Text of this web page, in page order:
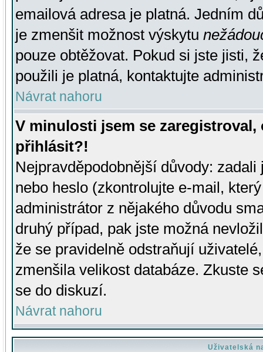
emailová adresa je platná. Jedním
je zmenšit možnost výskytu
pouze obtěžovat. Pokud si jste jisti,
použili je platná, kontaktujte
Návrat nahoru
V minulosti jsem se
přihlásit?!
Nejpravděpodobnější důvody:
nebo heslo (zkontrolujte e-mail,
administrátor z nějakého důvodu
druhý případ, pak jste možná
že se pravidelně odstraňují
zmenšila velikost databáze. Zkuste
se do diskuzí.
Návrat nahoru
Uživatelská